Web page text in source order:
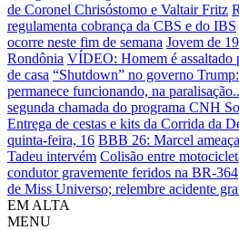
de Coronel Chrisóstomo e Valtair Fritz
regulamenta cobrança da CBS e do IBS
ocorre neste fim de semana Jovem de
Rondônia VÍDEO: Homem é assaltado
de casa “Shutdown” no governo
permanece funcionando, na
segunda chamada do programa CNH
Entrega de cestas e kits da Corrida da
quinta-feira, 16 BBB 26: Marcel
Tadeu intervém Colisão entre
condutor gravemente feridos na BR-364
de Miss Universo; relembre acidente
EM ALTA
MENU